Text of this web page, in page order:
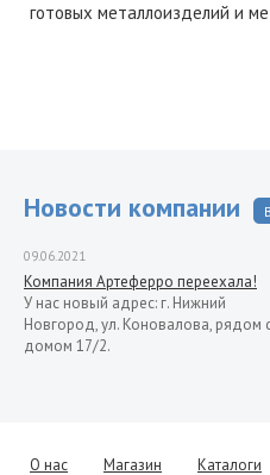
готовых металлоизделий и
Новости компании
09.06.2021
Компания Артеферро переехала!
У нас новый адрес: г. Нижний
Новгород, ул. Коновалова, рядом
домом 17/2.
Уважаемые клиенты! Представляем
О нас Магазин Каталоги